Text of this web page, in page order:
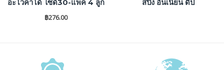
อะโวคาโด้ ไซด์30-แพ็ค 4 ลูก
฿276.00
สปิง อันเนี่ยน ดิป